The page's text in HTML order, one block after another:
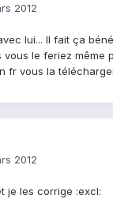
2012
lui... Il fait ça
le feriez même
fr vous la
2012
je les corrige :excl: